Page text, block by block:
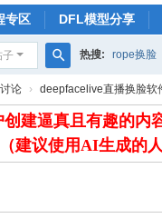
专区 DFL模型分享
子
搜
索
热搜: rope换脸
论 › deepfacelive直播换脸软
建逼真且有趣的
（建议使用AI生成的